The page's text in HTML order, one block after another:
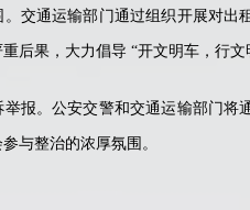
交通运输部门通过组织开展对
后果，大力倡导 “开文明车，行文
。公安交警和交通运输部门将
与整治的浓厚氛围。